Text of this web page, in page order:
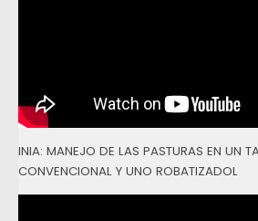
INIA: MANEJO DE LAS PASTURAS EN UN
CONVENCIONAL Y UNO ROBATIZADOL